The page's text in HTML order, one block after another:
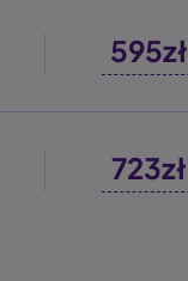
595zł
723zł